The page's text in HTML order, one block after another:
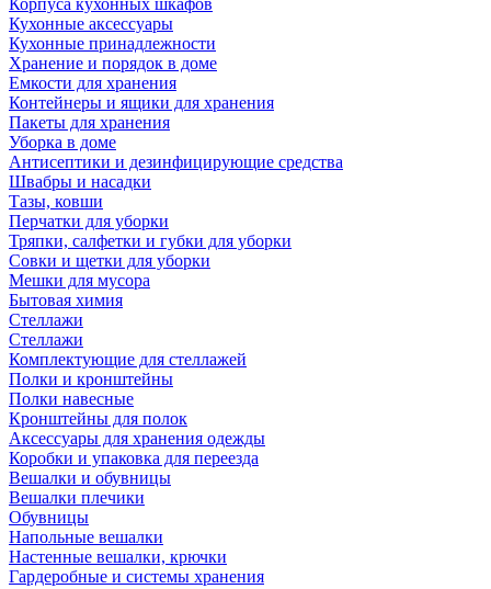
Корпуса кухонных шкафов
Кухонные аксессуары
Кухонные принадлежности
Хранение и порядок в доме
Емкости для хранения
Контейнеры и ящики для хранения
Пакеты для хранения
Уборка в доме
Антисептики и дезинфицирующие средства
Швабры и насадки
Тазы, ковши
Перчатки для уборки
Тряпки, салфетки и губки для уборки
Совки и щетки для уборки
Мешки для мусора
Бытовая химия
Стеллажи
Стеллажи
Комплектующие для стеллажей
Полки и кронштейны
Полки навесные
Кронштейны для полок
Аксессуары для хранения одежды
Коробки и упаковка для переезда
Вешалки и обувницы
Вешалки плечики
Обувницы
Напольные вешалки
Настенные вешалки, крючки
Гардеробные и системы хранения